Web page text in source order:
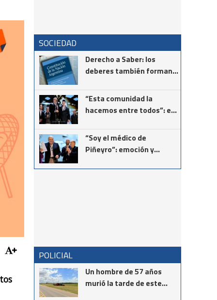
SOCIEDAD
Derecho a Saber: los
deberes también forman
“Esta comunidad la
hacemos entre todos”: el
Ricardo Moccero en la
Noche de Gala
“Soy el médico de
Piñeyro”: emoción y
reconocimiento al Dr.
POLICIAL
Un hombre de 57 años
murió la tarde de este